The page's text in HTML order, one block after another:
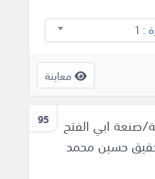
1
معاينة
95
صنعة ابي الفتح
حسين محمد